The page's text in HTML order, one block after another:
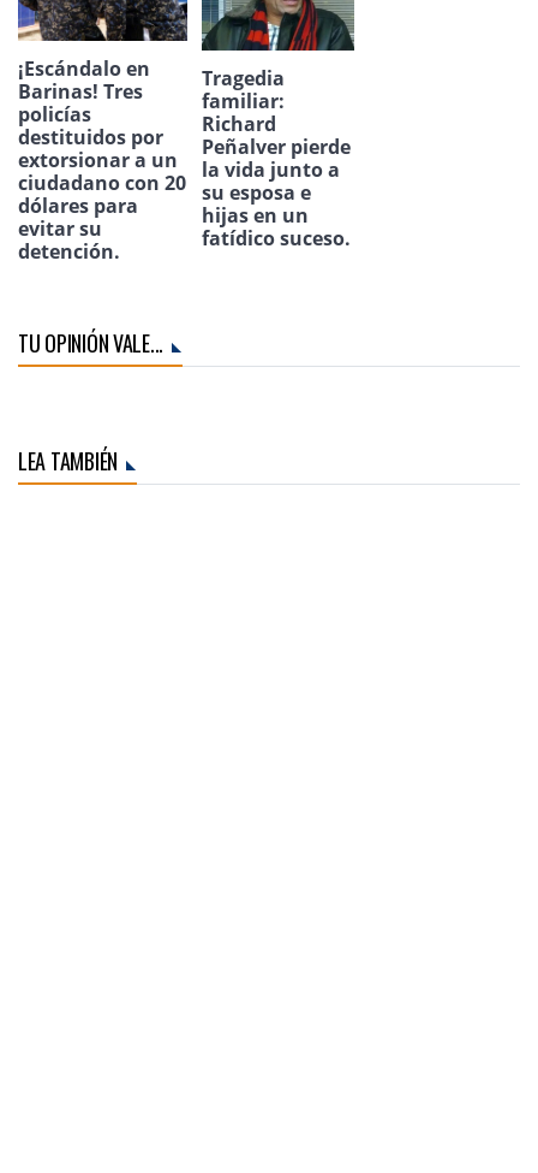
¡Escándalo en
Barinas! Tres
policías
destituidos por
extorsionar a un
ciudadano con 20
dólares para
evitar su
detención.
Tragedia
familiar:
Richard
Peñalver pierde
la vida junto a
su esposa e
hijas en un
fatídico suceso.
TU OPINIÓN VALE...
LEA TAMBIÉN